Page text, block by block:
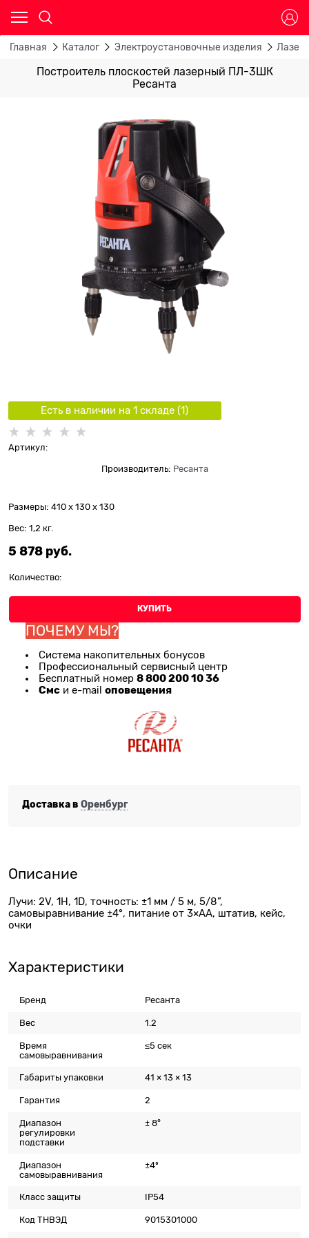
Главная Каталог Электроустановочные изделия
Построитель плоскостей лазерный ПЛ-3ШК
Ресанта
Есть в наличии на 1 складe (1)
Артикул:
Производитель: Ресанта
Размеры: 410 x 130 x 130
Вес: 1,2 кг.
5 878 руб.
Количество:
КУПИТЬ
ПОЧЕМУ МЫ?
Система накопительных бонусов
Профессиональный сервисный центр
Бесплатный номер 8 800 200 10 36
Смс и e-mail оповещения
Доставка в Оренбург
Описание
Лучи: 2V, 1H, 1D, точность: ±1 мм / 5 м, 5/8”,
самовыравнивание ±4°, питание от 3×АА, штатив, кейс,
очки
Характеристики
Бренд Ресанта
Вес 1.2
Время
самовыравнивания
≤5 сек
Габариты упаковки 41 × 13 × 13
Гарантия 2
Диапазон
регулировки
подставки
± 8°
Диапазон
самовыравнивания
±4º
Класс защиты IP54
Код ТНВЭД 9015301000